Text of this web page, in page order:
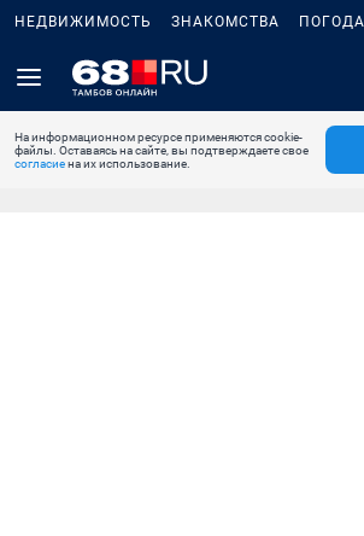
НЕДВИЖИМОСТЬ ЗНАКОМСТВА ПОГОДА
На информационном ресурсе применяются cookie-
файлы. Оставаясь на сайте, вы подтверждаете свое
согласиена их использование.